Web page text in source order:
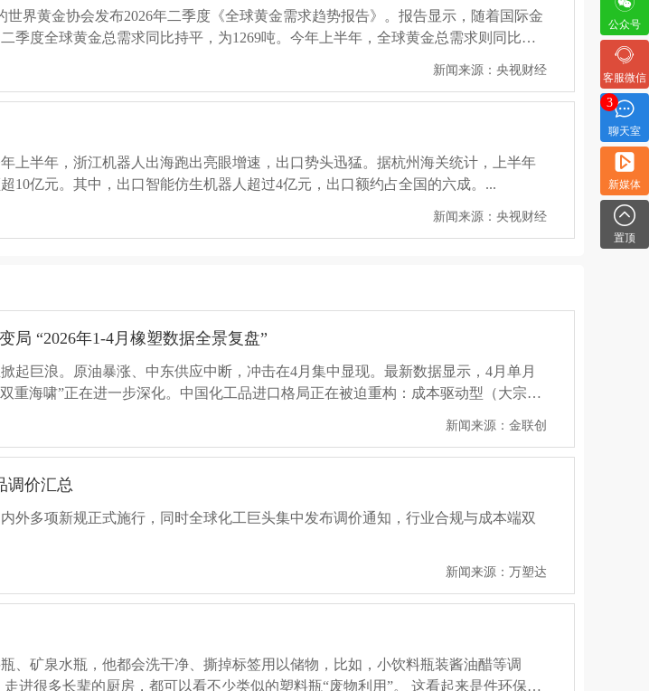
公众号
客服微信
3
聊天室
新媒体
置顶
新闻来源：油化材讯
项目集中引爆新质生产力
国化工产业却呈现出一派热火朝天的景象——一大批重大项目密集开花、加速落
命力，更展现了中国制造向“高端化、精细化、绿色化”转型的坚定决心。...
新闻来源：万塑达
华布局的12家美国化工巨头
正在爆发!
部的航运灾难，更正在演变成一场史无前例、足以重塑全球产业格局的化工供应“超
市场的关键命门，该航道的瘫痪直接切断了乙烯、丙烯等基础石化原料的输送动脉。
复杂的全球贸易网络，产生剧烈的连锁反应。...
新闻来源：万塑达
中石化、中海油”项目布局梳理
国内石化行业转型升级的关键窗口期。“三桶油”的产能布局呈现出高度一致的战略方
成品油消费达峰：随着新能源汽车渗透率突破50%及燃油效率提升，国内汽油消费
盈利空间被急剧压缩，“减油增化”已从战略选择变为生存刚需。高端新材料国产替
高端光学膜等领域需求爆发，但POE（聚烯烃弹性体）、EVA（乙烯-醋酸乙烯共聚
仍不足50%，部分品种完全依赖进口。打通“原油—化工—新材料”全链条，成为获取
造或易地重建，实现本质安全与能效达标。...
新闻来源：化工707
抗力:丁二烯"断供"引发全球成本海啸
（Invista）投下重磅炸弹：受中东地缘政治冲突导致的丁二烯供应中断影响，其中国
世界黄金协会发布2026年二季度《全球黄金需求趋势报告》。报告显示，随着国际金
季度全球黄金总需求同比持平，为1269吨。今年上半年，全球黄金总需求则同比上
元，创历史新高。...
新闻来源：央视财经
上半年，浙江机器人出海跑出亮眼增速，出口势头迅猛。据杭州海关统计，上半年
10亿元。其中，出口智能仿生机器人超过4亿元，出口额约占全国的六成。...
新闻来源：央视财经
续第九日夜袭伊朗，而伊朗方面的反击也在持续。与此同时，全球石油运输咽喉要
球经济。而关于霍尔木兹海峡眼下现状究竟如何，美伊双方再次说法不一。...
新闻来源：财联社
预增公告。预计2026年上半年归母净利润98亿元-104亿元，同比增长
。...
新闻来源：化工在线
斯湾战火全面升级，霍尔木兹海峡近乎瘫痪
美伊两国的军事对抗迎来史诗级升级。美军连续两天对伊朗发动大规模空袭，目标
而伊朗则以对等原则展开猛烈报复，十枚导弹齐发，多国美军基地拉响警报！与此
新闻来源：中国新闻社
局 “2026年1-4月橡塑数据全景复盘”
起巨浪。原油暴涨、中东供应中断，冲击在4月集中显现。最新数据显示，4月单月
重海啸”正在进一步深化。中国化工品进口格局正在被迫重构：成本驱动型（大宗）
。 以下为您复盘1-4月橡塑进口的最新巨变与五大核心特征。...
新闻来源：金联创
调价汇总
外多项新规正式施行，同时全球化工巨头集中发布调价通知，行业合规与成本端双
新闻来源：万塑达
、矿泉水瓶，他都会洗干净、撕掉标签用以储物，比如，小饮料瓶装酱油醋等调
进很多长辈的厨房，都可以看不少类似的塑料瓶“废物利用”。 这看起来是件环保节